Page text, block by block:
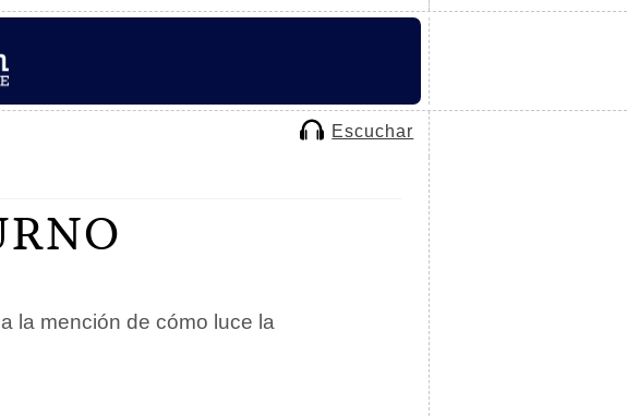
Escuchar
la mención de cómo luce la